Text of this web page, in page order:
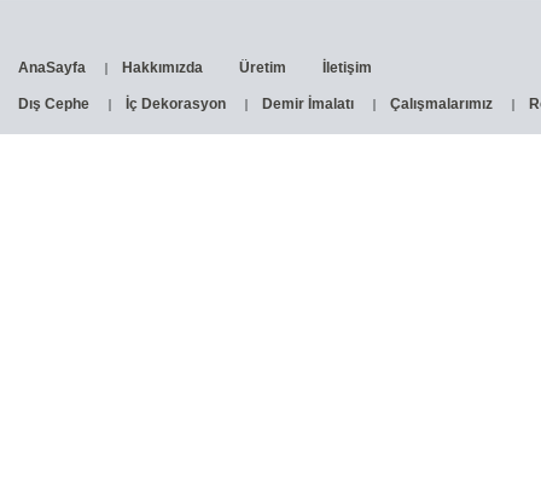
AnaSayfa Hakkımızda Üretim İletişim
Dış Cephe İç Dekorasyon Demir İmalatı Çalışmalarımız